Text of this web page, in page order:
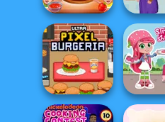
V And N Pizza
Cooking Game